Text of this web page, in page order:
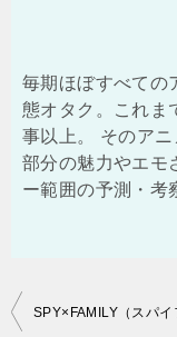
毎期ほぼすべての
態オタク。これま
事以上。 そのア
部分の魅力やエモ
ー範囲の予測・考
投